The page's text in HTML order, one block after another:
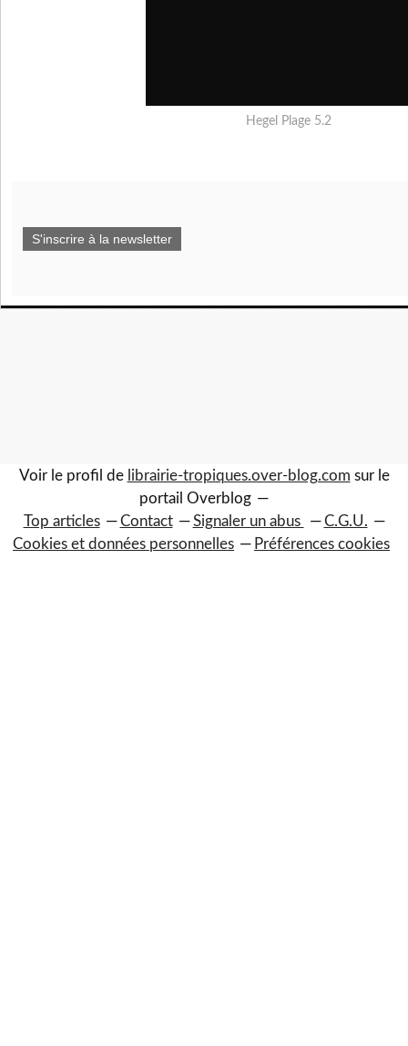
Hegel Plage 5.2
S'inscrire à la newsletter
Voir le profil de librairie-tropiques.over-blog.com sur le
portail Overblog
Top articles
Contact Signaler un abus
C.G.U.
Cookies et données personnelles
Préférences cookies